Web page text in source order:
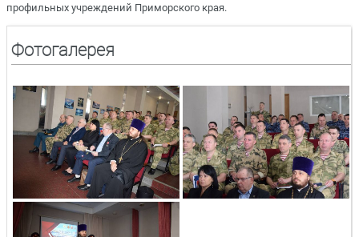
профильных учреждений Приморского края.
Фотогалерея